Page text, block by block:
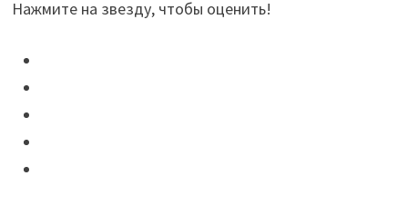
Нажмите на звезду, чтобы оценить!